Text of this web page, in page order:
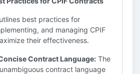
best practices for
and managing CPIF
their effectiveness.
Contract Language: The
contract language